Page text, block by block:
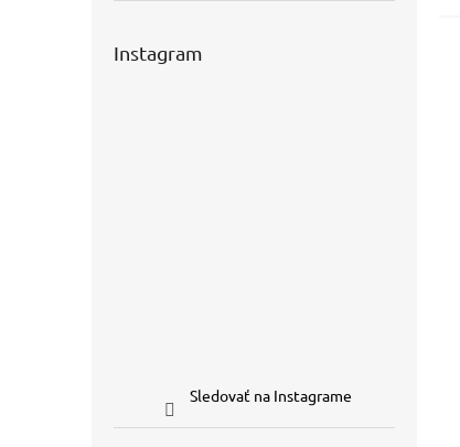
Instagram
Sledovať na Instagrame